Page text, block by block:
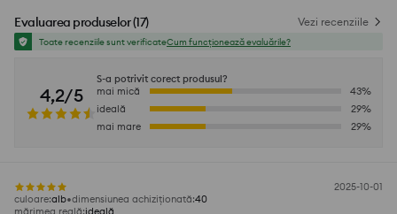
Evaluarea produselor(17) Vezi recenziile
Toate recenziile sunt verificateCum funcționează evaluările?
4,2/5
S-a potrivit corect produsul?
mai mică
43%
ideală
29%
mai mare
29%
2025-10-01
culoare:alb dimensiunea achiziționată:40